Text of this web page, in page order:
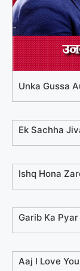
Unka Gussa
Ek Sachha
Ishq Hona
Garib Ka
Aaj I Love